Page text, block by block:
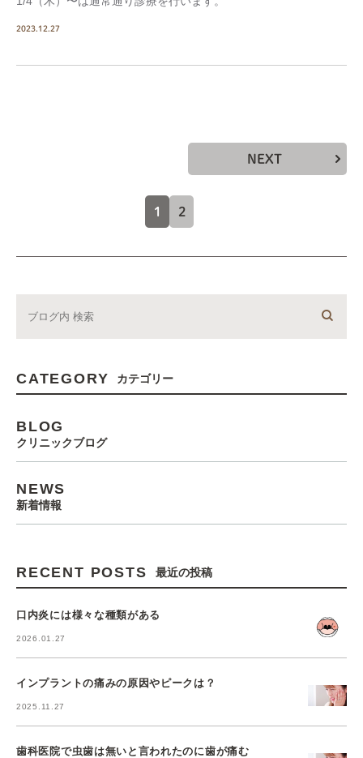
2023.12.27
1 2
NEXT
CATEGORY カテゴリー
BLOG
クリニックブログ
NEWS
新着情報
RECENT POSTS 最近の投稿
口内炎には様々な種類がある
2026.01.27
インプラントの痛みの原因やピークは？
2025.11.27
歯科医院で虫歯は無いと言われたのに歯が痛む